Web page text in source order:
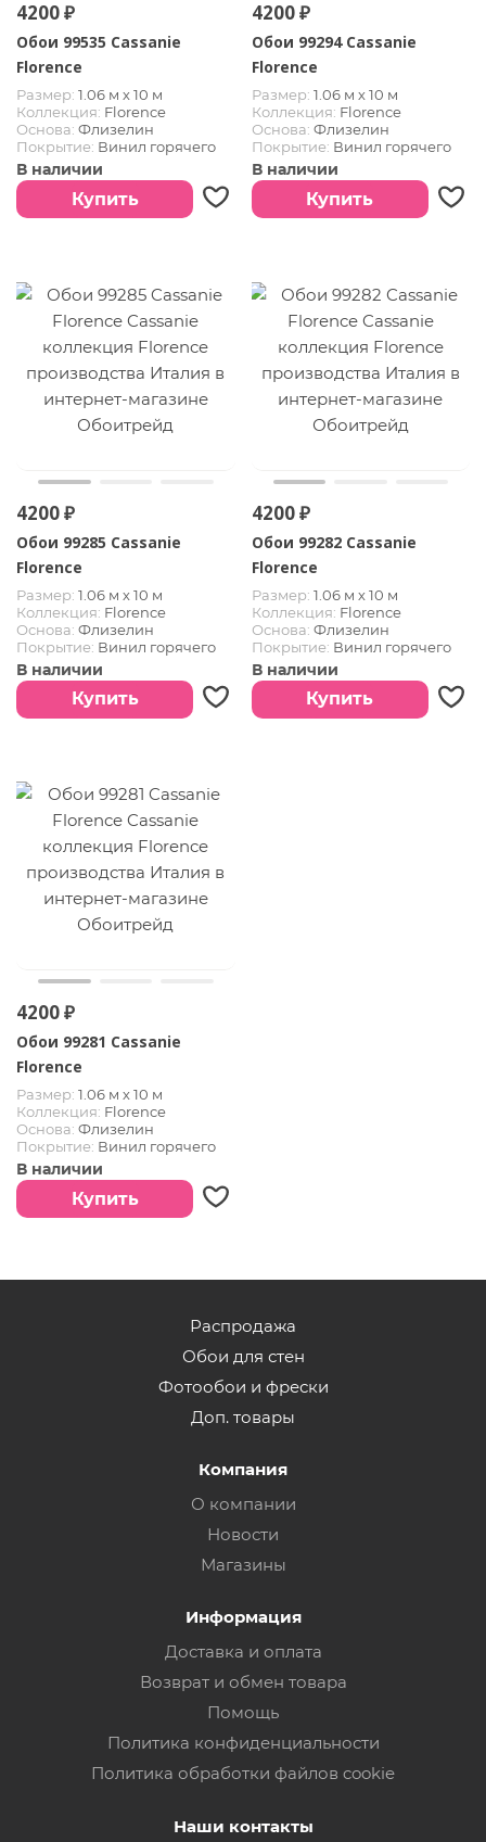
4200 ₽
Обои 99535 Cassanie
Florence
Размер: 1.06 м х 10 м
Коллекция: Florence
Основа: Флизелин
Покрытие: Винил горячего
тиснения
Страна:Италия
В наличии
Купить
4200 ₽
Обои 99294 Cassanie
Florence
Размер: 1.06 м х 10 м
Коллекция: Florence
Основа: Флизелин
Покрытие: Винил горячего
тиснения
Страна:Италия
В наличии
Купить
4200 ₽
Обои 99285 Cassanie
Florence
Размер: 1.06 м х 10 м
Коллекция: Florence
Основа: Флизелин
Покрытие: Винил горячего
тиснения
Страна:Италия
В наличии
Купить
4200 ₽
Обои 99282 Cassanie
Florence
Размер: 1.06 м х 10 м
Коллекция: Florence
Основа: Флизелин
Покрытие: Винил горячего
тиснения
Страна:Италия
В наличии
Купить
4200 ₽
Обои 99281 Cassanie
Florence
Размер: 1.06 м х 10 м
Коллекция: Florence
Основа: Флизелин
Покрытие: Винил горячего
тиснения
Страна:Италия
В наличии
Купить
Распродажа
Обои для стен
Фотообои и фрески
Доп. товары
Компания
О компании
Новости
Магазины
Информация
Доставка и оплата
Возврат и обмен товара
Помощь
Политика конфиденциальности
Политика обработки файлов cookie
Наши контакты